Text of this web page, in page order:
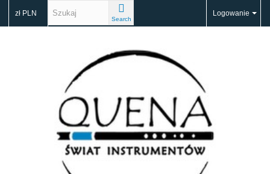
zł PLN
Search
Logowanie